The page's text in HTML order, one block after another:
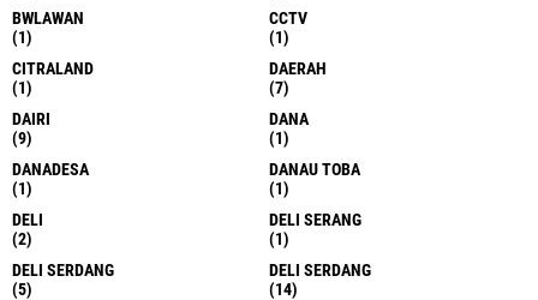
BWLAWAN
(1)
CCTV
(1)
CITRALAND
(1)
DAERAH
(7)
DAIRI
(9)
DANA
(1)
DANADESA
(1)
DANAU TOBA
(1)
DELI
(2)
DELI SERANG
(1)
DELI SERDANG
(5)
DELI SERDANG
(14)